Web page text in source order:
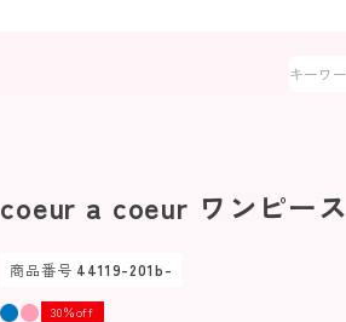
coeur a coeur ワンピース
商品番号 44119-201b-
30％off